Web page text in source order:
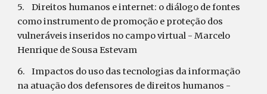
5.
Direitos humanos e internet: o diálogo de fontes
como instrumento de promoção e proteção dos
vulneráveis inseridos no campo virtual - Marcelo
Henrique de Sousa Estevam
6.
Impactos do uso das tecnologias da informação
na atuação dos defensores de direitos humanos -